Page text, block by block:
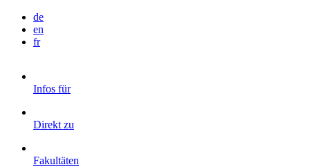
de
en
fr
Infos für
Direkt zu
Fakultäten